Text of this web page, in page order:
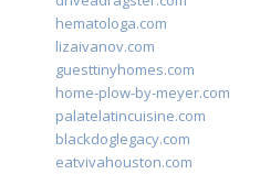
hematologa.com
lizaivanov.com
guesttinyhomes.com
home-plow-by-meyer.com
palatelatincuisine.com
blackdoglegacy.com
eatvivahouston.com